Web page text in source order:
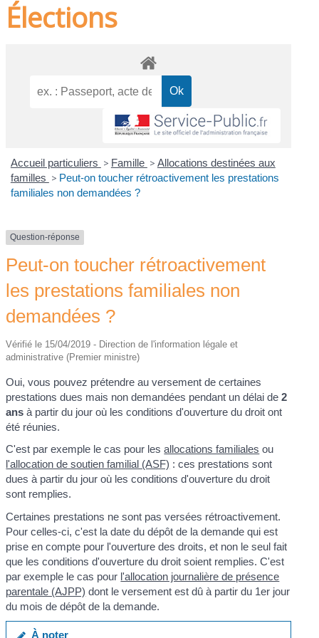
Élections
Accueil particuliers > Famille > Allocations destinées aux
familles > Peut-on toucher rétroactivement les prestations
familiales non demandées ?
Question-réponse
Peut-on toucher rétroactivement
les prestations familiales non
demandées ?
Vérifié le 15/04/2019 - Direction de l'information légale et
administrative (Premier ministre)
Oui, vous pouvez prétendre au versement de certaines
prestations dues mais non demandées pendant un délai de2
ans à partir du jour où les conditions d'ouverture du droit ont
été réunies.
C'est par exemple le cas pour lesallocations familiales ou
l'allocation de soutien familial (ASF) : ces prestations sont
dues à partir du jour où les conditions d'ouverture du droit
sont remplies.
Certaines prestations ne sont pas versées rétroactivement.
Pour celles-ci, c'est la date du dépôt de la demande qui est
prise en compte pour l'ouverture des droits, et non le seul fait
que les conditions d'ouverture du droit soient remplies. C'est
par exemple le cas pour l'allocation journalière de présence
parentale (AJPP) dont le versement est dû à partir du 1er jour
du mois de dépôt de la demande.
À noter